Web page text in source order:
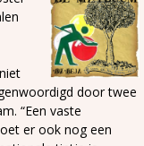
door twee
“Een vaste
er ook nog een